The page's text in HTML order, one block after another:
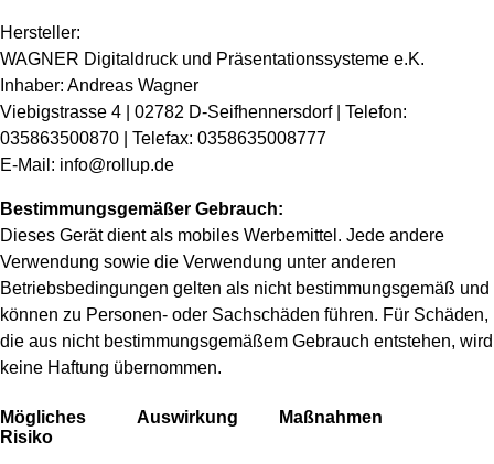
Hersteller:
WAGNER Digitaldruck und Präsentationssysteme e.K.
Inhaber: Andreas Wagner
Viebigstrasse 4 | 02782 D-Seifhennersdorf | Telefon:
035863500870 | Telefax: 0358635008777
E-Mail: info@rollup.de
Bestimmungsgemäßer Gebrauch:
Dieses Gerät dient als mobiles Werbemittel. Jede andere
Verwendung sowie die Verwendung unter anderen
Betriebsbedingungen gelten als nicht bestimmungsgemäß und
können zu Personen- oder Sachschäden führen. Für Schäden,
die aus nicht bestimmungsgemäßem Gebrauch entstehen, wird
keine Haftung übernommen.
Mögliches
Risiko
Auswirkung Maßnahmen